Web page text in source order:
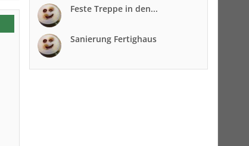
Feste Treppe in den...
Sanierung Fertighaus